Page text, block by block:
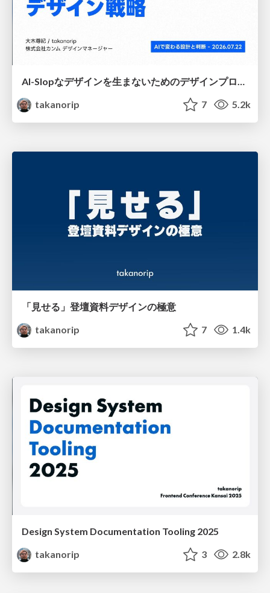
AI-Slopなデザインを生まないためのデザインプロセス戦略
takanorip
7 5.2k
「見せる」登壇資料デザインの極意
takanorip
7 1.4k
Design System Documentation Tooling 2025
takanorip
3 2.8k